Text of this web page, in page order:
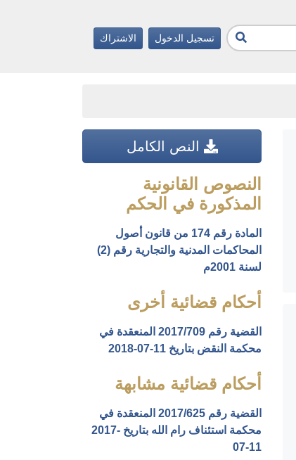
تسجيل الدخول الاشتراك
النص الكامل
النصوص القانونية
المذكورة في الحكم
المادة رقم 174 من قانون أصول
المحاكمات المدنية والتجارية رقم (2)
لسنة 2001م
أحكام قضائية أخرى
القضية رقم ‎709‏/‎2017‏ المنعقدة في
محكمة النقض بتاريخ ‎2018-07-11‏
أحكام قضائية مشابهة
القضية رقم ‎625‏/‎2017‏ المنعقدة في
محكمة استئناف رام الله بتاريخ ‎2017-
07-11‏